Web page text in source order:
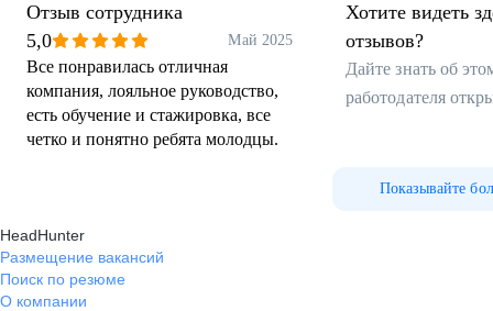
Отзыв сотрудника
5,0
Май 2025
Все понравилась отличная
компания, лояльное руководство,
есть обучение и стажировка, все
четко и понятно ребята молодцы.
Хотите видеть
отзывов?
Дайте знать об
работодателя
Показывайте
HeadHunter
Размещение вакансий
Поиск по резюме
О компании